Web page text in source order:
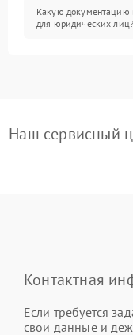
Какую документацию
для юридических лиц?
Наш сервисный
Контактная
Если требуется
свои данные и